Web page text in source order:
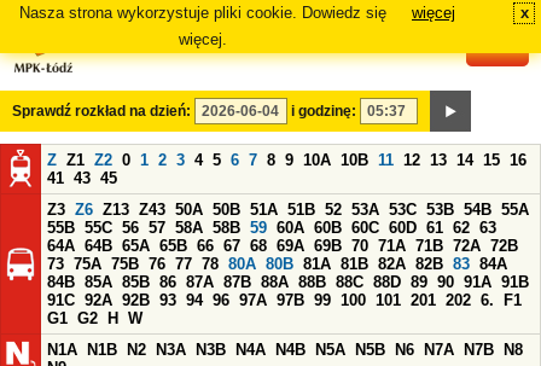
Nasza strona wykorzystuje pliki cookie. Dowiedz się
więcej.
więcej x
Sprawdź rozkład na dzień: i godzinę:
Z Z1 Z2 0 1 2 3 4 5 6 7 8 9 10A 10B 11 12 13 14 15 16
41 43 45
Z3 Z6 Z13 Z43 50A 50B 51A 51B 52 53A 53C 53B 54B 55A
55B 55C 56 57 58A 58B 59 60A 60B 60C 60D 61 62 63
64A 64B 65A 65B 66 67 68 69A 69B 70 71A 71B 72A 72B
73 75A 75B 76 77 78 80A 80B 81A 81B 82A 82B 83 84A
84B 85A 85B 86 87A 87B 88A 88B 88C 88D 89 90 91A 91B
91C 92A 92B 93 94 96 97A 97B 99 100 101 201 202 6.
F1
G1 G2 H
W
N1A
N1B N2 N3A N3B N4A N4B N5A N5B N6 N7A N7B
N8